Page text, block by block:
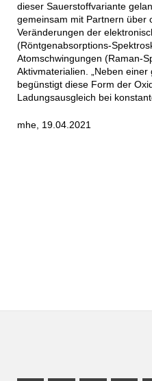
dieser Sauerstoffvariante
gemeinsam mit Partnern über
Veränderungen der
(Röntgenabsorptions-
Atomschwingungen (Raman-
Aktivmaterialien. „Neben
begünstigt diese Form der
Ladungsausgleich bei
mhe, 19.04.2021